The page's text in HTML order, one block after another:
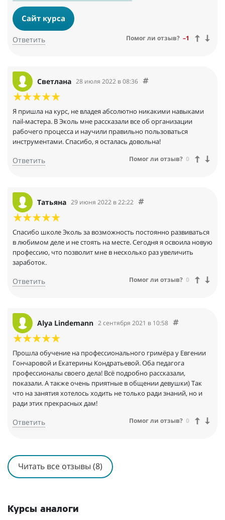
Сайт курса
Ответить Помог ли отзыв? –1
Светлана 28 июля 2022 в 08:36
Я пришла на курс, не владея абсолютно никакими навыками
nail-мастера. В Эколь мне рассказали все об организации
рабочего процесса и научили правильно пользоваться
инструментами. Спасибо, я осталась довольна!
Ответить Помог ли отзыв? 0
Татьяна 29 июня 2022 в 22:22
Спасибо школе Эколь за возможность постоянно развиваться
в любимом деле и не стоять на месте. Сегодня я освоила новую
профессию, что позволит мне в несколько раз увеличить
заработок.
Ответить Помог ли отзыв? 0
Alya Lindemann 2 сентября 2021 в 10:58
Прошла обучение на профессионального гримëра у Евгении
Гончаровой и Екатерины Кондратьевой. Оба педагога
профессионалы своего дела! Всë подробно рассказали,
показали. А также очень приятные в общении девушки) Так
что на занятия хотелось ходить не только ради знаний, но и
ради этих прекрасных дам!
Ответить Помог ли отзыв? 0
Читать все отзывы (8)
Курсы аналоги